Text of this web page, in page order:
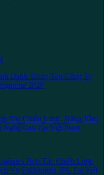
Danh Trong Top Công Ty
2026
Tác Chiến Lược, Nâng Tầm
Nghệ Cao Tại Việt Nam
Hợp Tác Chiến Lược
Vụ Fulfillment 3PL Tại Việt